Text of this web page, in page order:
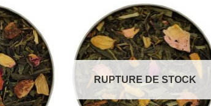
Add to
Wishlist
Add to
Wishlist
RUPTURE DE STOCK